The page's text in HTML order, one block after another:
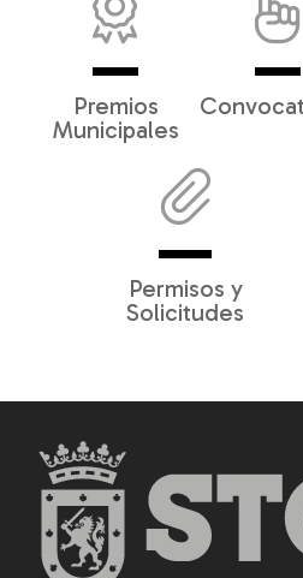
Premios
Municipales
Permisos y
Solicitudes